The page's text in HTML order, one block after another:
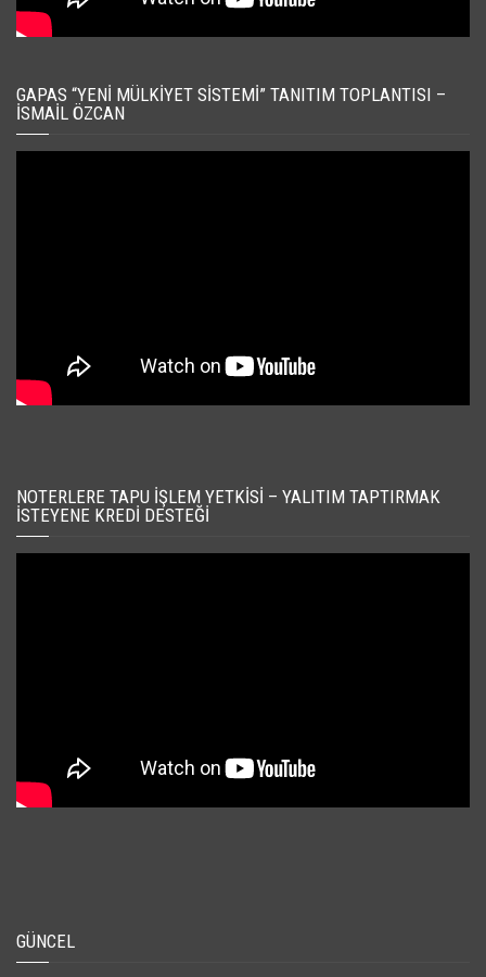
GAPAS “YENI MÜLKIYET SISTEMI” TANITIM TOPLANTISI –
İSMAIL ÖZCAN
NOTERLERE TAPU İŞLEM YETKISI – YALITIM TAPTIRMAK
İSTEYENE KREDI DESTEĞI
GÜNCEL